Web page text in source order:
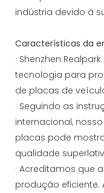
indústria devido à
Características da
· Shenzhen
tecnologia para
de placas de
· Seguindo as
internacional,
placas pode
qualidade
· Acreditamos que
produção eficiente.